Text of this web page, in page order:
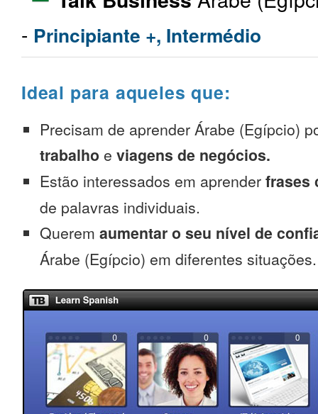
- Principiante +, Intermédio
Ideal para aqueles que:
Precisam de aprender Árabe (Egípcio)
trabalho e viagens de negócios.
Estão interessados em aprender frases
de palavras individuais.
Querem aumentar o seu nível de
Árabe (Egípcio) em diferentes situações.